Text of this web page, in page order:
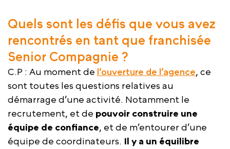
Quels sont les défis que vous avez
rencontrés en tant que franchisée
Senior Compagnie ?
C.P : Au moment de l’ouverture de l’agence, ce
sont toutes les questions relatives au
démarrage d’une activité. Notamment le
recrutement, et de pouvoir construire une
équipe de confiance, et de m’entourer d’une
équipe de coordinateurs. Il y a un équilibre